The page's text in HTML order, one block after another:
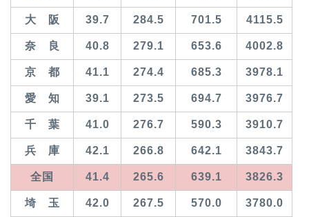
大 阪 39.7 284.5 701.5 4115.5
奈 良 40.8 279.1 653.6 4002.8
京 都 41.1 274.4 685.3 3978.1
愛 知 39.1 273.5 694.7 3976.7
千 葉 41.0 276.7 590.3 3910.7
兵 庫 42.1 266.8 642.1 3843.7
全国 41.4 265.6 639.1 3826.3
埼 玉 42.0 267.5 570.0 3780.0